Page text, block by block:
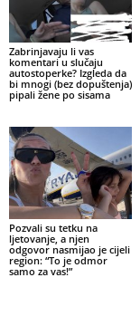
Zabrinjavaju li vas
komentari u slučaju
autostoperke? Izgleda da
bi mnogi (bez dopuštenja)
pipali žene po sisama
Pozvali su tetku na
ljetovanje, a njen
odgovor nasmijao je cijeli
region: “To je odmor
samo za vas!”